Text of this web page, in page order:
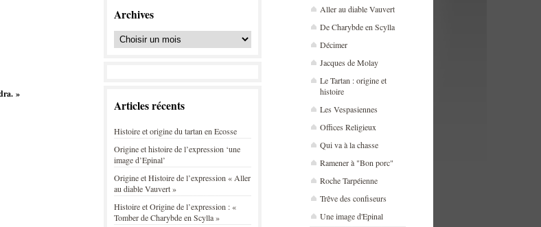
Aller au diable Vauvert
De Charybde en Scylla
Décimer
Jacques de Molay
Le Tartan : origine et
histoire
Les Vespasiennes
Offices Religieux
Qui va à la chasse
Ramener à "Bon porc"
Roche Tarpéienne
Trêve des confiseurs
Une image d'Epinal
»
Archives
Articles récents
Histoire et origine du tartan en Ecosse
Origine et histoire de l’expression ‘une
image d’Epinal’
Origine et Histoire de l’expression « Aller
au diable Vauvert »
Histoire et Origine de l’expression : «
Tomber de Charybde en Scylla »